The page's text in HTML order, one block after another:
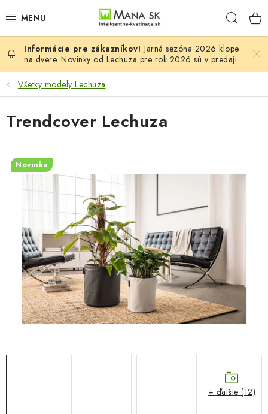
na
VŠETKY MODELY LECHUZA
NOVINKY LECHUZA
STOLOVÉ KVETINÁČE LECHUZA
COLOR
PALO
COTTAGE
O nás Obchodné podmienky Poštovné
Veľkoobchod
Ochrana osobných údajov
Kontakt
Napíšte nám
Jarná sezóna 2026 klope
na dvere. Novinky od Lechuza pre rok 2026 sú v predaji
Všetky modely Lechuza
Trendcover Lechuza
Novinka
+ ďalšie (12)